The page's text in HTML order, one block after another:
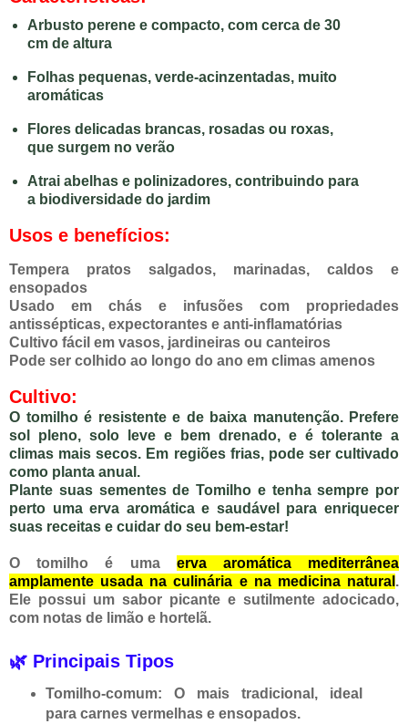
Arbusto perene e compacto, com cerca de 30
cm de altura
Folhas pequenas, verde-acinzentadas, muito
aromáticas
Flores delicadas brancas, rosadas ou roxas,
que surgem no verão
Atrai abelhas e polinizadores, contribuindo para
a biodiversidade do jardim
Usos e benefícios:
Tempera pratos salgados, marinadas, caldos e
ensopados
Usado em chás e infusões com propriedades
antissépticas, expectorantes e anti-inflamatórias
Cultivo fácil em vasos, jardineiras ou canteiros
Pode ser colhido ao longo do ano em climas amenos
Cultivo:
O tomilho é resistente e de baixa manutenção. Prefere
sol pleno, solo leve e bem drenado, e é tolerante a
climas mais secos. Em regiões frias, pode ser cultivado
como planta anual.
Plante suas sementes de Tomilho e tenha sempre por
perto uma erva aromática e saudável para enriquecer
suas receitas e cuidar do seu bem-estar!
Otomilho é uma erva aromática mediterrânea
amplamente usada na culinária e na medicina natural .
Ele possui um sabor picante e sutilmente adocicado,
com notas de limão e hortelã.
🌿 Principais Tipos
Tomilho-comum: O mais tradicional, ideal
para carnes vermelhas e ensopados.